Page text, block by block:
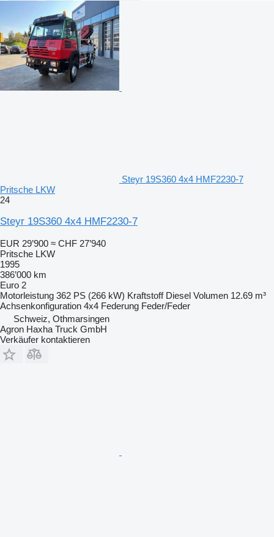
Steyr 19S360 4x4 HMF2230-7
Pritsche LKW
24
Steyr 19S360 4x4 HMF2230-7
EUR 29’900 ≈ CHF 27’940
Pritsche LKW
1995
386’000 km
Euro 2
Motorleistung 362 PS (266 kW) Kraftstoff Diesel Volumen 12.69 m³
Achsenkonfiguration 4x4 Federung Feder/Feder
Schweiz, Othmarsingen
Agron Haxha Truck GmbH
Verkäufer kontaktieren